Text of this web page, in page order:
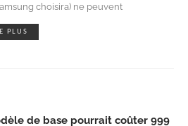
choisira) ne peuvent
PLUS
de base pourrait coûter 999